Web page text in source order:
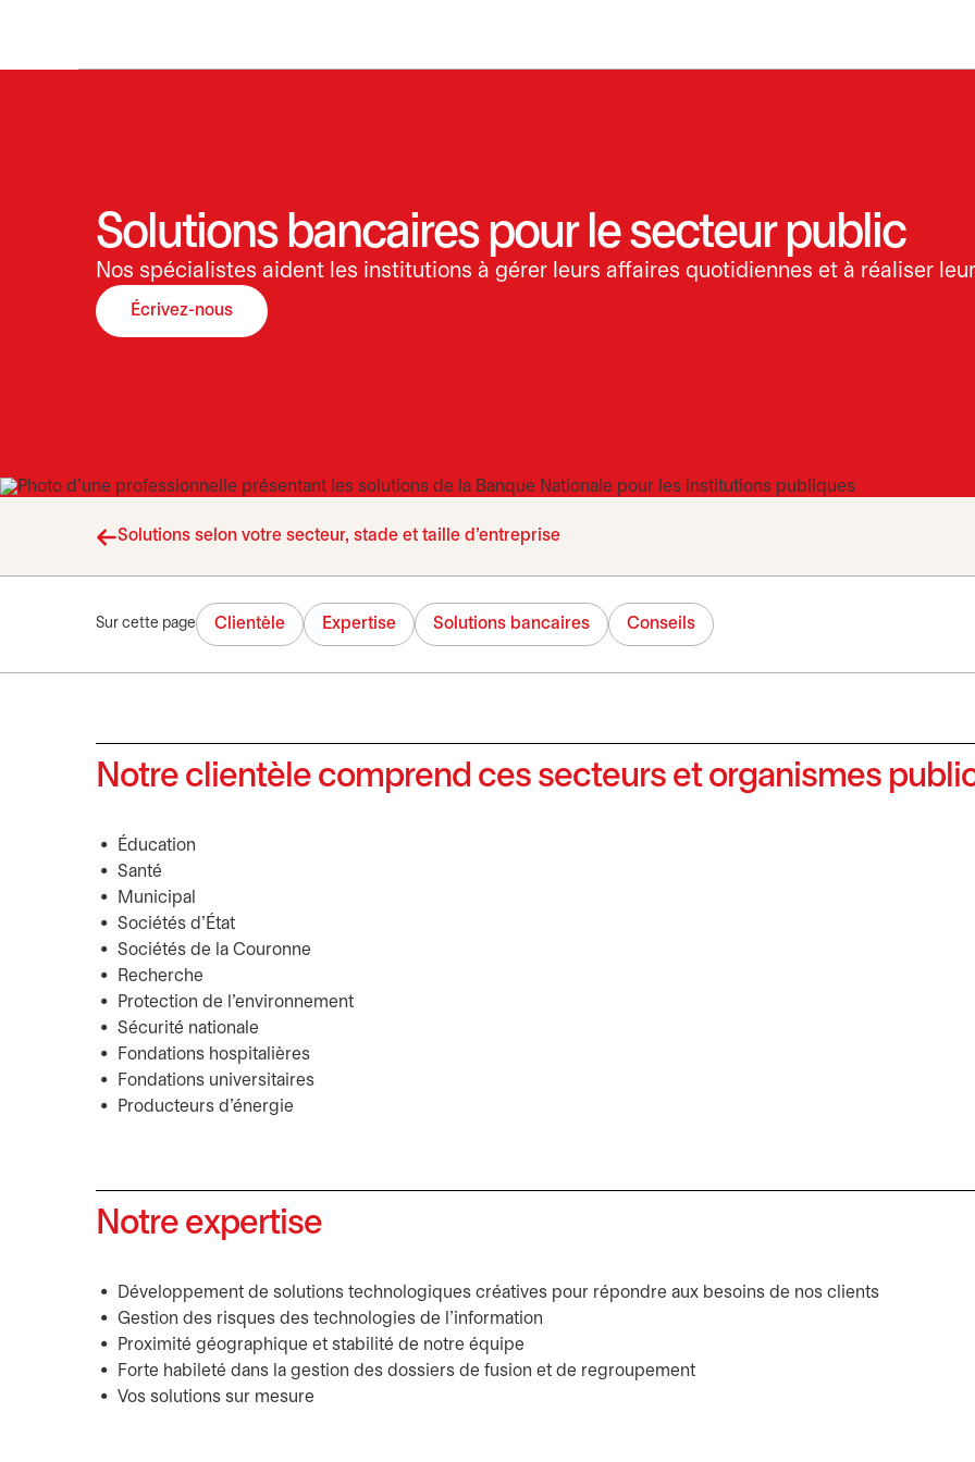
Solutions bancaires pour le secteur public
Nos spécialistes aident les institutions à gérer leurs affaires quotidiennes et à réaliser
Écrivez-nous
Solutions selon votre secteur, stade et taille d’entreprise
Sur cette page Clientèle Expertise Solutions bancaires Conseils
Notre clientèle comprend ces secteurs et organismes
Éducation
Santé
Municipal
Sociétés d’État
Sociétés de la Couronne
Recherche
Protection de l’environnement
Sécurité nationale
Fondations hospitalières
Fondations universitaires
Producteurs d’énergie
Notre expertise
Développement de solutions technologiques créatives pour répondre aux besoins de nos clients
Gestion des risques des technologies de l’information
Proximité géographique et stabilité de notre équipe
Forte habileté dans la gestion des dossiers de fusion et de regroupement
Vos solutions sur mesure